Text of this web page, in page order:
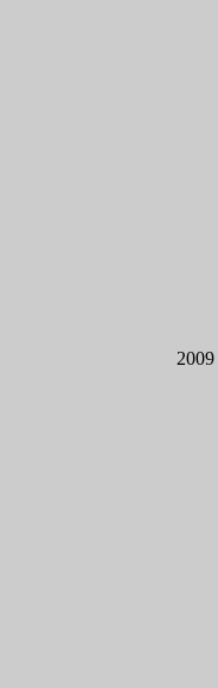
2009